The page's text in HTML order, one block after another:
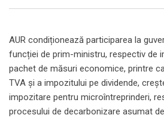
AUR condiționează participarea la
funcției de prim-ministru, respectiv de
pachet de măsuri economice, printre
TVA și a impozitului pe dividende,
impozitare pentru microîntreprinderi,
procesului de decarbonizare asumat